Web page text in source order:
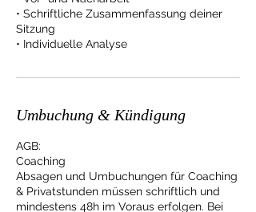
• Schriftliche Zusammenfassung deiner
Sitzung
• Individuelle Analyse
Umbuchung & Kündigung
AGB:
Coaching
Absagen und Umbuchungen für Coaching
& Privatstunden müssen schriftlich und
mindestens 48h im Voraus erfolgen. Bei